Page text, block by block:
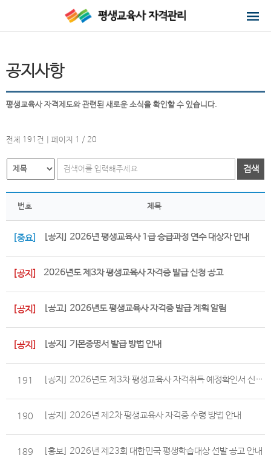
공지사항
평생교육사 자격제도와 관련된 새로운 소식을 확인할 수 있습니다.
전체 191건 | 페이지 1 / 20
검색
번호 제목
[중요] [공지] 2026년 평생교육사 1급 승급과정 연수 대상자 안내
[공지] 2026년도 제3차 평생교육사 자격증 발급 신청 공고
[공지] [공고] 2026년도 평생교육사 자격증 발급 계획 알림
[공지] [공지] 기본증명서 발급 방법 안내
191 [공지] 2026년도 제3차 평생교육사 자격취득 예정확인서 신청 안내
190 [공지] 2026년 제2차 평생교육사 자격증 수령 방법 안내
189 [홍보] 2026년 제23회 대한민국 평생학습대상 선발 공고 안내